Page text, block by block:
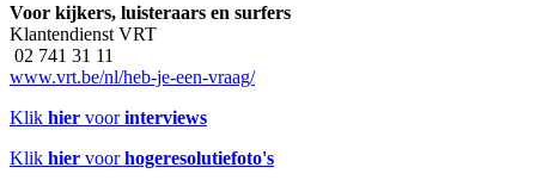
Voor kijkers, luisteraars en surfers
Klantendienst VRT
02 741 31 11
www.vrt.be/nl/heb-je-een-vraag/
Klik hier voorinterviews
Klik hier voorhogeresolutiefoto's